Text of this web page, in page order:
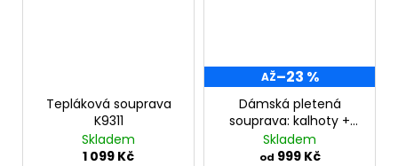
Tepláková souprava
K9311
Skladem
1 099 Kč
AŽ–23 %
Dámská pletená
souprava: kalhoty +
svetr NB142312
Skladem
od 999 Kč